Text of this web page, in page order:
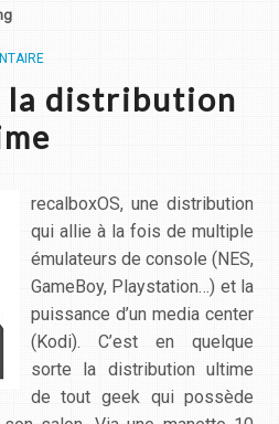
la distribution
recalboxOS, une distribution
qui allie à la fois de multiple
émulateurs de console (NES,
GameBoy, Playstation…) et la
puissance d’un media center
(Kodi). C’est en quelque
sorte la distribution ultime
de tout geek qui possède